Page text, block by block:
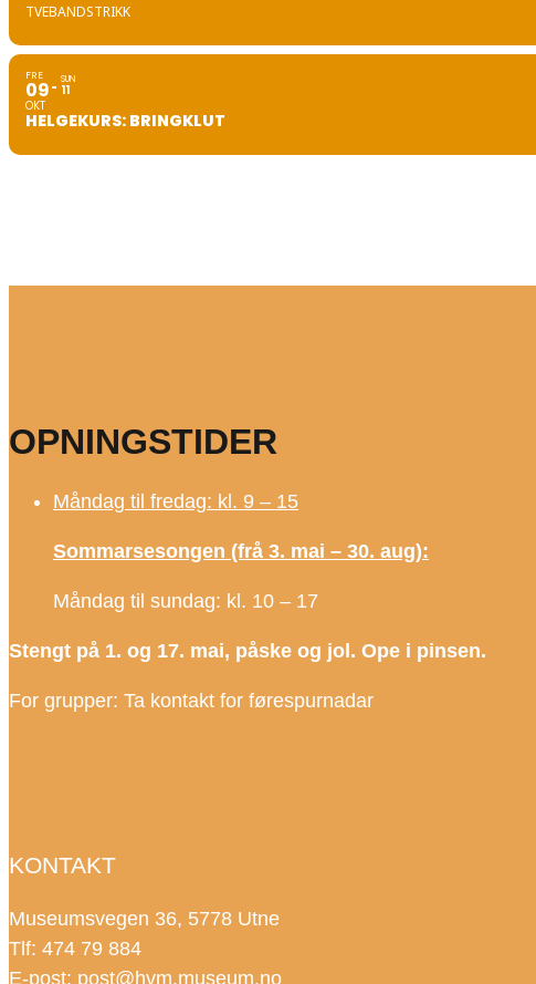
TVEBANDSTRIKK
FRE
09
OKT
SUN
11
HELGEKURS: BRINGKLUT
OPNINGSTIDER
Måndag til fredag: kl. 9 – 15
Sommarsesongen (frå 3. mai – 30. aug):
Måndag til sundag: kl. 10 – 17
Stengt på 1. og 17. mai, påske og jol. Ope i pinsen.
For grupper: Ta kontakt for førespurnadar
KONTAKT
Museumsvegen 36, 5778 Utne
Tlf: 474 79 884
E-post: post@hvm.museum.no